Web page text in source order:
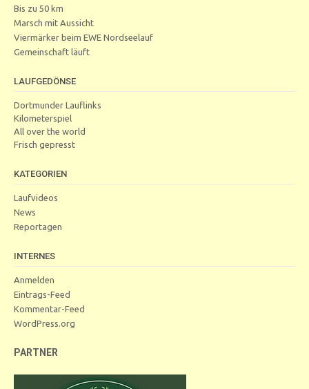
Bis zu 50 km
Marsch mit Aussicht
Viermärker beim EWE Nordseelauf
Gemeinschaft läuft
LAUFGEDÖNSE
Dortmunder Lauflinks
Kilometerspiel
All over the world
Frisch gepresst
KATEGORIEN
Laufvideos
News
Reportagen
INTERNES
Anmelden
Eintrags-Feed
Kommentar-Feed
WordPress.org
PARTNER